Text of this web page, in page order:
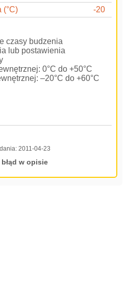
(°C)
-20
czasy budzenia
lub postawienia
0°C do +50°C
–20°C do +60°C
2011-04-23
błąd w opisie